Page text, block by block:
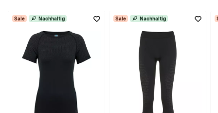
Sale Nachhaltig Sale Nachhaltig